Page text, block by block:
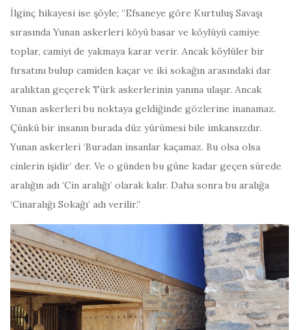
İlginç hikayesi ise şöyle; “Efsaneye göre Kurtuluş Savaşı
sırasında Yunan askerleri köyü basar ve köylüyü camiye
toplar, camiyi de yakmaya karar verir. Ancak köylüler bir
fırsatını bulup camiden kaçar ve iki sokağın arasındaki dar
aralıktan geçerek Türk askerlerinin yanına ulaşır. Ancak
Yunan askerleri bu noktaya geldiğinde gözlerine inanamaz.
Çünkü bir insanın burada düz yürümesi bile imkansızdır.
Yunan askerleri ‘Buradan insanlar kaçamaz. Bu olsa olsa
cinlerin işidir’ der. Ve o günden bu güne kadar geçen sürede
aralığın adı ‘Cin aralığı’ olarak kalır. Daha sonra bu aralığa
‘Cinaralığı Sokağı’ adı verilir.”